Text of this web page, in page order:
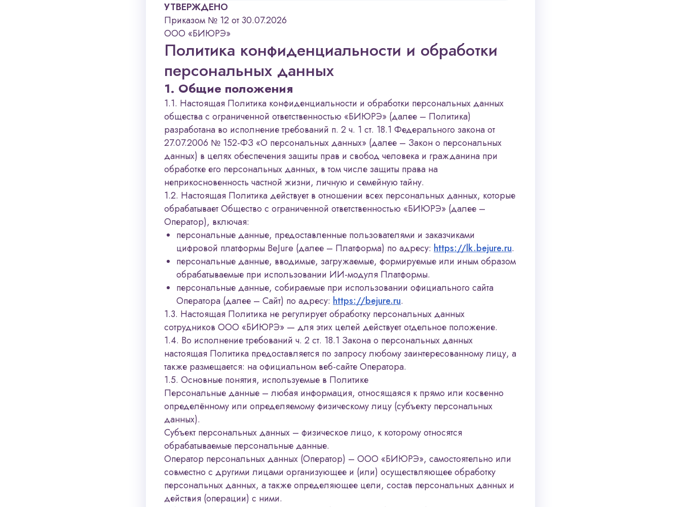
УТВЕРЖДЕНО
Приказом № 12 от 30.07.2026
ООО «БИЮРЭ»
Политика конфиденциальности и обработки
персональных данных
1. Общие положения
1.1. Настоящая Политика конфиденциальности и обработки персональных данных
общества с ограниченной ответственностью «БИЮРЭ» (далее – Политика)
разработана во исполнение требований п. 2 ч. 1 ст. 18.1 Федерального закона от
27.07.2006 № 152-ФЗ «О персональных данных» (далее – Закон о персональных
данных) в целях обеспечения защиты прав и свобод человека и гражданина при
обработке его персональных данных, в том числе защиты права на
неприкосновенность частной жизни, личную и семейную тайну.
1.2. Настоящая Политика действует в отношении всех персональных данных, которые
обрабатывает Общество с ограниченной ответственностью «БИЮРЭ» (далее –
Оператор), включая:
персональные данные, предоставленные пользователями и заказчиками
цифровой платформы BeJure (далее – Платформа) по адресу: https://lk.bejure.ru.
персональные данные, вводимые, загружаемые, формируемые или иным образом
обрабатываемые при использовании ИИ-модуля Платформы.
персональные данные, собираемые при использовании официального сайта
Оператора (далее – Сайт) по адресу: https://bejure.ru.
1.3. Настоящая Политика не регулирует обработку персональных данных
сотрудников ООО «БИЮРЭ» — для этих целей действует отдельное положение.
1.4. Во исполнение требований ч. 2 ст. 18.1 Закона о персональных данных
настоящая Политика предоставляется по запросу любому заинтересованному лицу, а
также размещается: на официальном веб-сайте Оператора.
1.5. Основные понятия, используемые в Политике
Персональные данные – любая информация, относящаяся к прямо или косвенно
определённому или определяемому физическому лицу (субъекту персональных
данных).
Субъект персональных данных – физическое лицо, к которому относятся
обрабатываемые персональные данные.
Оператор персональных данных (Оператор) – ООО «БИЮРЭ», самостоятельно или
совместно с другими лицами организующее и (или) осуществляющее обработку
персональных данных, а также определяющее цели, состав персональных данных и
действия (операции) с ними.